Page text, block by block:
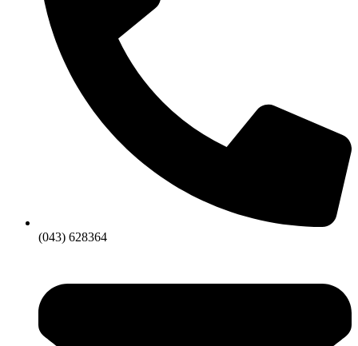
(043) 628364